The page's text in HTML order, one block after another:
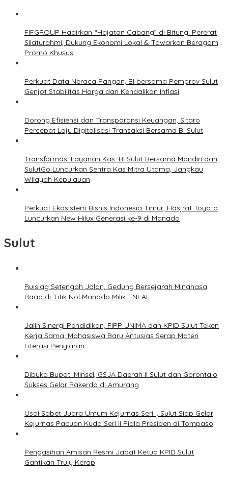
FIFGROUP Hadirkan “Hajatan Cabang” di Bitung: Pererat
Silaturahmi, Dukung Ekonomi Lokal & Tawarkan Beragam
Promo Khusus
Perkuat Data Neraca Pangan, BI bersama Pemprov Sulut
Genjot Stabilitas Harga dan Kendalikan Inflasi
Dorong Efisiensi dan Transparansi Keuangan, Sitaro
Percepat Laju Digitalisasi Transaksi Bersama BI Sulut
Transformasi Layanan Kas: BI Sulut Bersama Mandiri dan
SulutGo Luncurkan Sentra Kas Mitra Utama, Jangkau
Wilayah Kepulauan
Perkuat Ekosistem Bisnis Indonesia Timur, Hasjrat Toyota
Luncurkan New Hilux Generasi ke-9 di Manado
Sulut
Ruislag Setengah Jalan, Gedung Bersejarah Minahasa
Raad di Titik Nol Manado Milik TNI-AL
Jalin Sinergi Pendidikan, FIPP UNIMA dan KPID Sulut Teken
Kerja Sama; Mahasiswa Baru Antusias Serap Materi
Literasi Penyiaran
Dibuka Bupati Minsel, GSJA Daerah II Sulut dan Gorontalo
Sukses Gelar Rakerda di Amurang
Usai Sabet Juara Umum Kejurnas Seri I, Sulut Siap Gelar
Kejurnas Pacuan Kuda Seri II Piala Presiden di Tompaso
Pengasihan Amisan Resmi Jabat Ketua KPID Sulut
Gantikan Truly Kerap